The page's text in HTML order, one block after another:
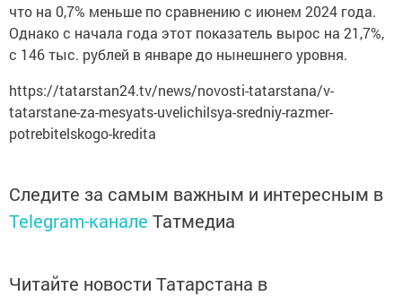
что на 0,7% меньше по сравнению с июнем 2024 года.
Однако с начала года этот показатель вырос на 21,7%,
с 146 тыс. рублей в январе до нынешнего уровня.
https://tatarstan24.tv/news/novosti-tatarstana/v-
tatarstane-za-mesyats-uvelichilsya-sredniy-razmer-
potrebitelskogo-kredita
Следите за самым важным и интересным в
Telegram-канале Татмедиа
Читайте новости Татарстана в